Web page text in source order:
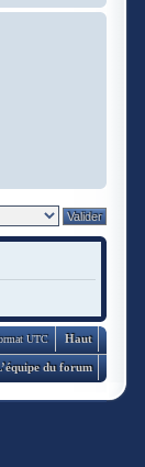
Haut
UTC
du forum